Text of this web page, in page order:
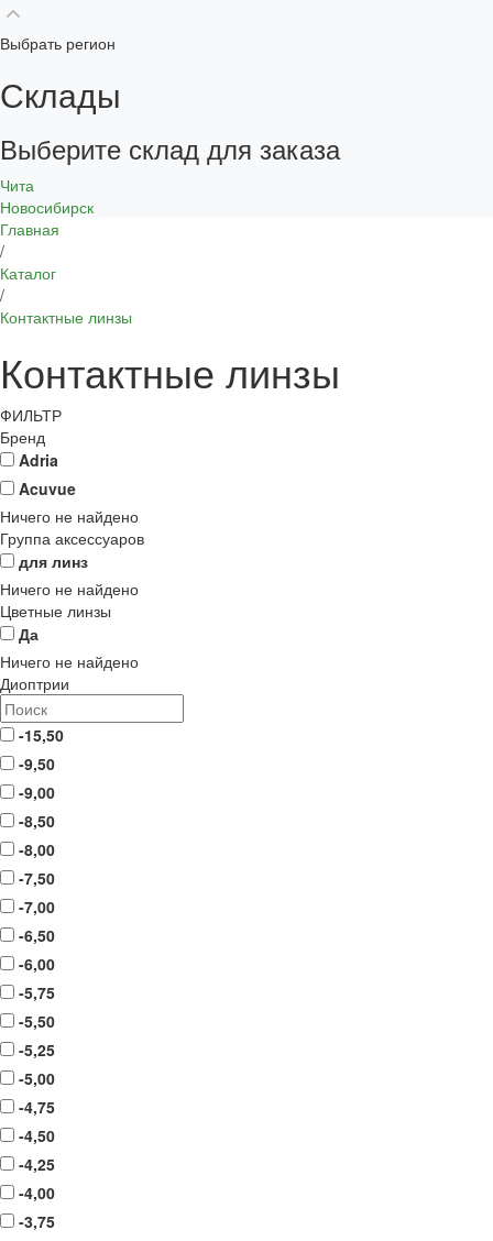
Выбрать регион
Склады
Выберите склад для заказа
Чита
Новосибирск
Главная
/
Каталог
/
Контактные линзы
Контактные линзы
ФИЛЬТР
Бренд
Adria
Acuvue
Ничего не найдено
Группа аксессуаров
для линз
Ничего не найдено
Цветные линзы
Да
Ничего не найдено
Диоптрии
-15,50
-9,50
-9,00
-8,50
-8,00
-7,50
-7,00
-6,50
-6,00
-5,75
-5,50
-5,25
-5,00
-4,75
-4,50
-4,25
-4,00
-3,75